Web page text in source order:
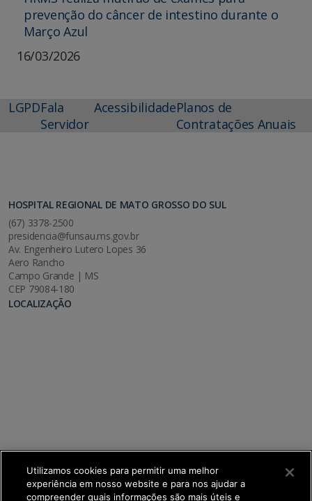
prevenção do câncer de intestino durante o
Março Azul
16/03/2026
LGPDFala
Servidor
AcessibilidadePlanos de
Contratações Anuais
HOSPITAL REGIONAL DE MATO GROSSO DO SUL
(67) 3378-2500
presidencia@funsau.ms.gov.br
Av. Engenheiro Lutero Lopes 36
Aero Rancho
Campo Grande | MS
CEP 79084-180
LOCALIZAÇÃO
Utilizamos cookies para permitir uma melhor
experiência em nosso website e para nos ajudar a
compreender quais informações são mais úteis e